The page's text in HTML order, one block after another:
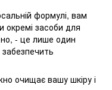
формулі, вам
окремі засоби для
- це лише один
очищає вашу шкіру і